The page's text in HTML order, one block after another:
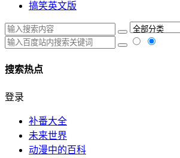
搞笑英文版
搜索热点
登录
补番大全
未来世界
动漫中的百科